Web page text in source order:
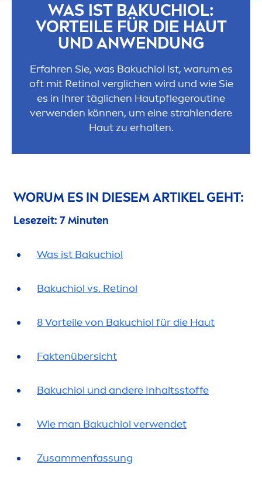
WAS IST BAKUCHIOL:
VORTEILE FÜR DIE HAUT
UND ANWENDUNG
Erfahren Sie, was Bakuchiol ist, warum es
oft mit Retinol verglichen wird und wie Sie
es in Ihrer täglichen Hautpflegeroutine
verwenden können, um eine strahlendere
Haut zu erhalten.
WORUM ES IN DIESEM ARTIKEL GEHT:
Lesezeit: 7 Minuten
Was ist Bakuchiol
Bakuchiol vs. Retinol
8 Vorteile von Bakuchiol für die Haut
Faktenübersicht
Bakuchiol und andere Inhaltsstoffe
Wie man Bakuchiol verwendet
Zusammenfassung